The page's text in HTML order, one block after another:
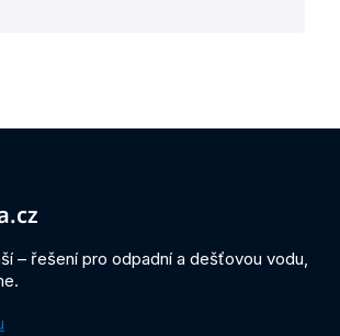
– řešení pro odpadní a dešťovou vodu,